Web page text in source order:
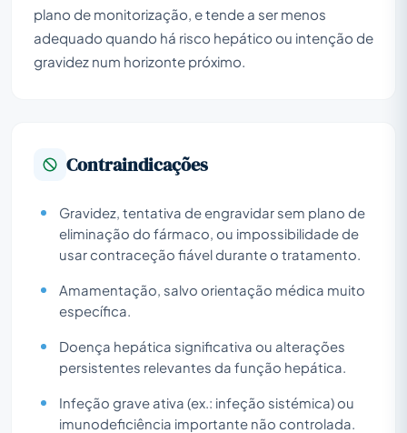
plano de monitorização, e tende a ser menos
adequado quando há risco hepático ou intenção de
gravidez num horizonte próximo.
Contraindicações
Gravidez, tentativa de engravidar sem plano de
eliminação do fármaco, ou impossibilidade de
usar contraceção fiável durante o tratamento.
Amamentação, salvo orientação médica muito
específica.
Doença hepática significativa ou alterações
persistentes relevantes da função hepática.
Infeção grave ativa (ex.: infeção sistémica) ou
imunodeficiência importante não controlada.